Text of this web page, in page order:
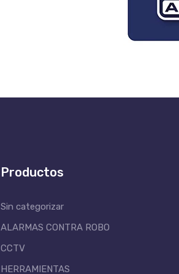
Productos
Sin categorizar
ALARMAS CONTRA ROBO
CCTV
HERRAMIENTAS